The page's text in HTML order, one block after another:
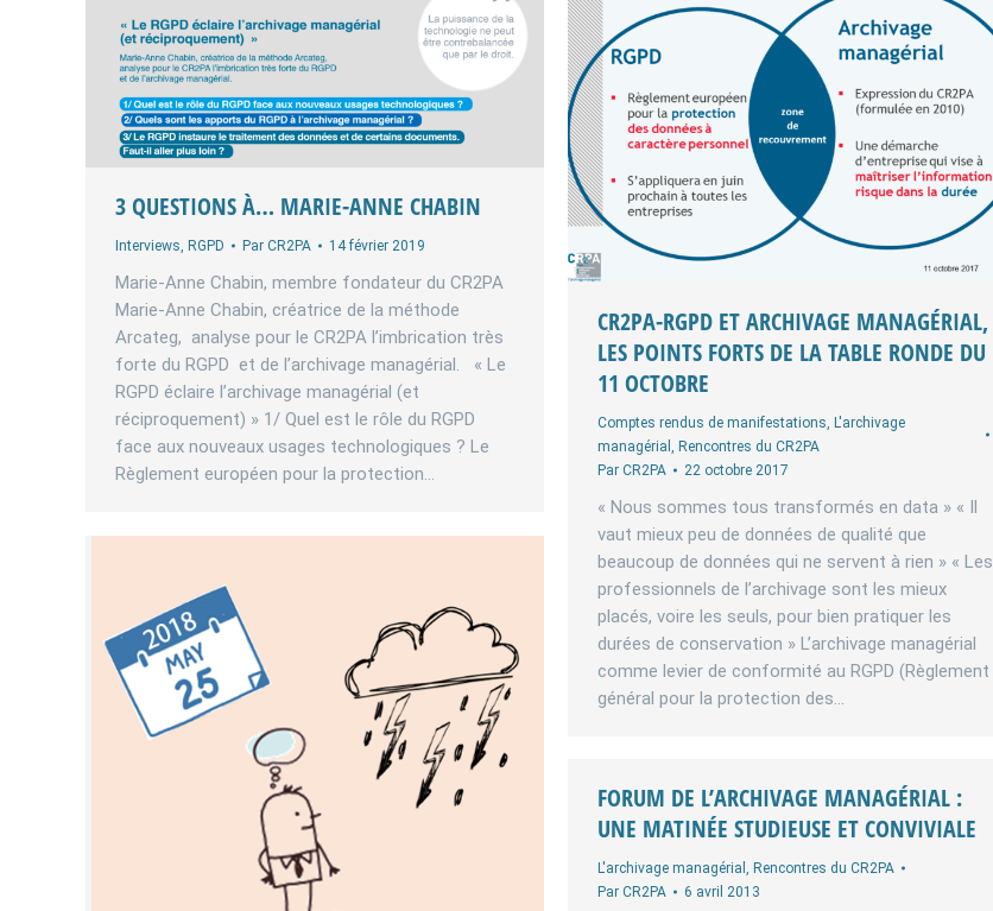
3 QUESTIONS À… MARIE-ANNE CHABIN
Interviews, RGPD Par CR2PA 14 février 2019
Marie-Anne Chabin, membre fondateur du CR2PA
Marie-Anne Chabin, créatrice de la méthode
Arcateg, analyse pour le CR2PA l’imbrication très
forte du RGPD et de l’archivage managérial. « Le
RGPD éclaire l’archivage managérial (et
réciproquement) » 1/ Quel est le rôle du RGPD
face aux nouveaux usages technologiques ? Le
Règlement européen pour la protection…
CR2PA-RGPD ET ARCHIVAGE MANAGÉRIAL,
LES POINTS FORTS DE LA TABLE RONDE DU
11 OCTOBRE
Comptes rendus de manifestations L'archivage
managérial
Rencontres du CR2PA
Par CR2PA 22 octobre 2017
« Nous sommes tous transformés en data » « Il
vaut mieux peu de données de qualité que
beaucoup de données qui ne servent à rien » « Les
professionnels de l’archivage sont les mieux
placés, voire les seuls, pour bien pratiquer les
durées de conservation » L’archivage managérial
comme levier de conformité au RGPD (Règlement
général pour la protection des…
FORUM DE L’ARCHIVAGE MANAGÉRIAL :
UNE MATINÉE STUDIEUSE ET CONVIVIALE
L'archivage managérial , Rencontres du CR2PA
Par CR2PA 6 avril 2013